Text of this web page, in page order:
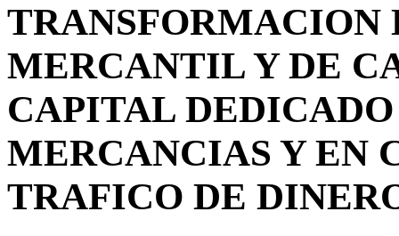
TRANSFORMACION
MERCANTIL Y DE
CAPITAL
MERCANCIAS Y EN
TRAFICO DE